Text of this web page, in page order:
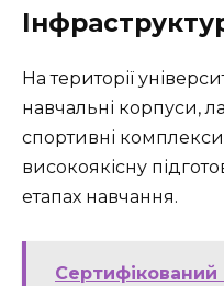
На території
навчальні корпуси,
спортивні
високоякісну
етапах навчання.
Сертифікований